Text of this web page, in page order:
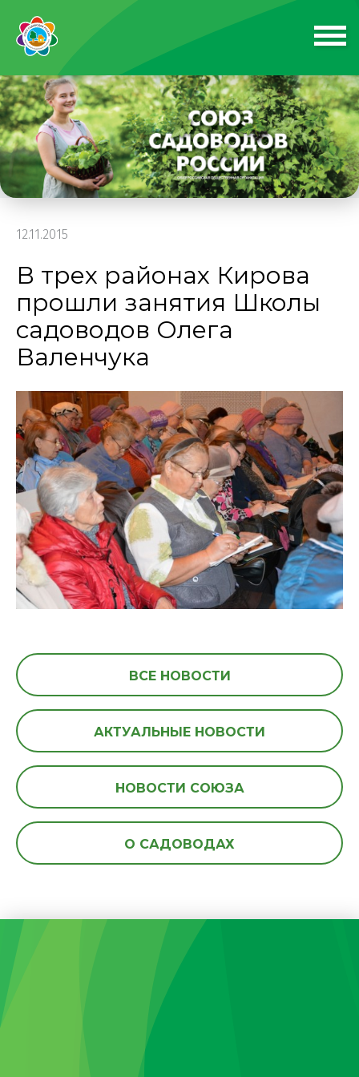
12.11.2015
В трех районах Кирова
прошли занятия Школы
садоводов Олега
Валенчука
ВСЕ НОВОСТИ
АКТУАЛЬНЫЕ НОВОСТИ
НОВОСТИ СОЮЗА
О САДОВОДАХ